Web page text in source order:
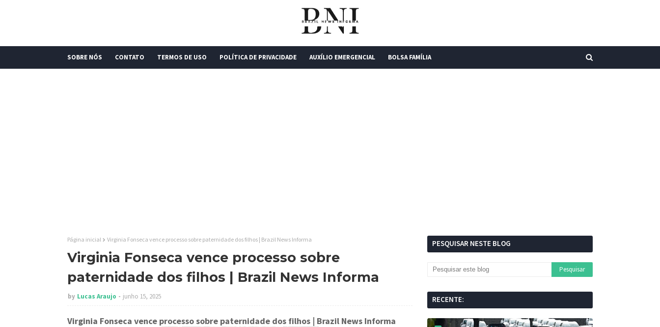
SOBRE NÓS CONTATO TERMOS DE USO POLÍTICA DE PRIVACIDADE AUXÍLIO EMERGENCIAL BOLSA FAMÍLIA
Página inicial Virginia Fonseca vence processo sobre paternidade dos filhos | Brazil News Informa
Virginia Fonseca vence processo sobre
paternidade dos filhos | Brazil News Informa
by Lucas Araujo junho 15, 2025
Virginia Fonseca vence processo sobre paternidade dos filhos | Brazil News Informa
PESQUISAR NESTE BLOG
RECENTE: